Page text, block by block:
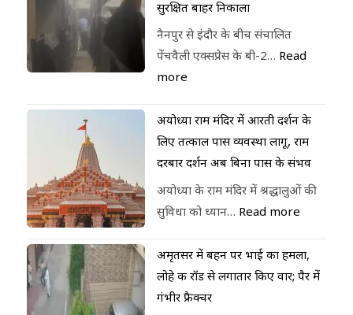
सुरक्षित बाहर निकाला
नैनपुर से इंदौर के बीच संचालित
पेंचवैली एक्सप्रेस के बी-2… Read
more
अयोध्या राम मंदिर में आरती दर्शन के
लिए तत्काल पास व्यवस्था लागू, राम
दरबार दर्शन अब बिना पास के संभव
अयोध्या के राम मंदिर में श्रद्धालुओं की
सुविधा को ध्यान… Read more
अमृतसर में बहन पर भाई का हमला,
लोहे की रॉड से लगातार किए वार; पैर में
गंभीर फ्रैक्चर